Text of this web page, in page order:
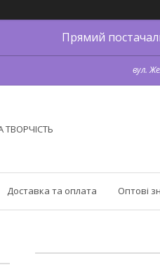
Прямий
вул.
Доставка та оплата Оптові